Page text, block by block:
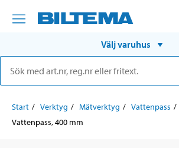
Välj varuhus
Start Verktyg Mätverktyg
Vattenpass
Vattenpass, 400 mm